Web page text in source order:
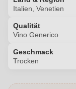
Italien, Venetien
Qualität
Vino Generico
Geschmack
Trocken